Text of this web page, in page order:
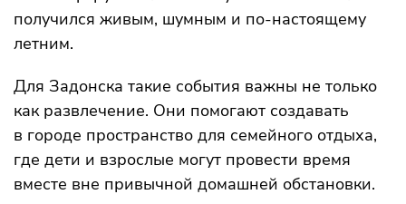
получился живым, шумным и по-настоящему
летним.
Для Задонска такие события важны не только
как развлечение. Они помогают создавать
в городе пространство для семейного отдыха,
где дети и взрослые могут провести время
вместе вне привычной домашней обстановки.